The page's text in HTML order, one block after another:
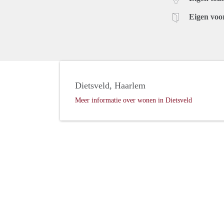
Eigen
Dietsveld, Haarlem
Meer informatie over wonen in Dietsveld